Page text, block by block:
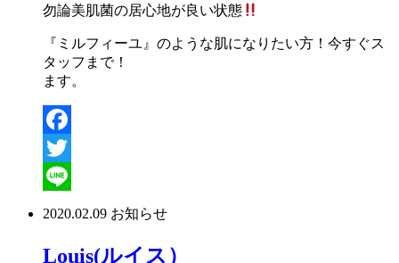
勿論美肌菌の居心地が良い状態
『ミルフィーユ』のような肌になりたい方！今すぐス
タッフまで！
ます。
Facebook
Twitter
Line
2020.02.09 お知らせ
Louis(ルイス）